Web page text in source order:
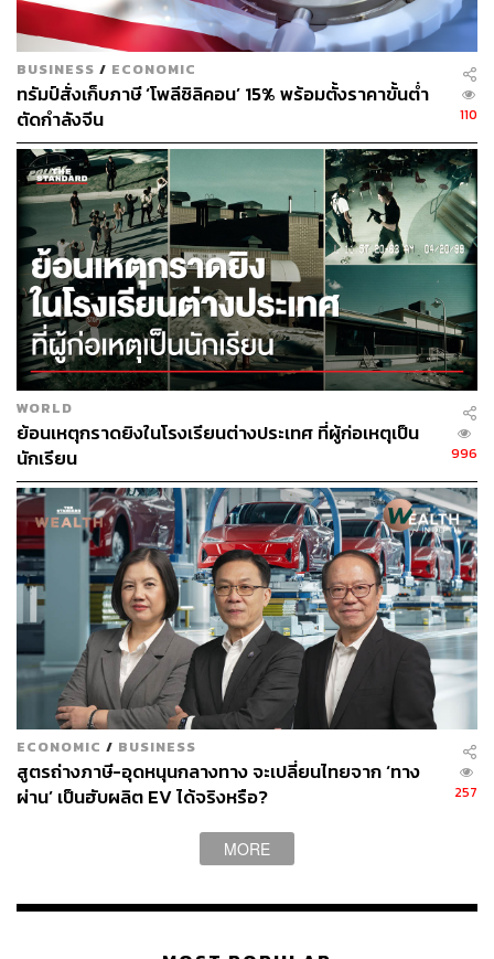
252
ABOUT THE AUTHOR
จิรันธนิน กมลเลิศ
Content Creator ประจำ THE STANDARD
WEALTH
BUSINESS / ECONOMIC
ทรัมป์สั่งเก็บภาษี ‘โพลีซิลิคอน’ 15% พร้อมตั้งราคาขั้นต่ำ
ตัดกำลังจีน
110
WORLD
ย้อนเหตุกราดยิงในโรงเรียนต่างประเทศ ที่ผู้ก่อเหตุเป็น
นักเรียน
996
ECONOMIC / BUSINESS
สูตรถ่างภาษี-อุดหนุนกลางทาง จะเปลี่ยนไทยจาก ‘ทาง
ผ่าน’ เป็นฮับผลิต EV ได้จริงหรือ?
257
MORE